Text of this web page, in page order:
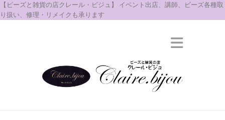
【ビーズと雑貨の店クレール・ビジュ】 イベント出店、講師、ビーズ各種取
り扱い、修理・リメイクも承ります